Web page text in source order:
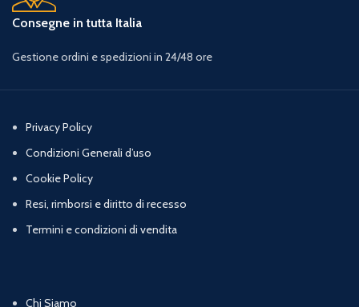
Consegne in tutta Italia
Gestione ordini e spedizioni in 24/48 ore
Privacy Policy
Condizioni Generali d’uso
Cookie Policy
Resi, rimborsi e diritto di recesso
Termini e condizioni di vendita
Chi Siamo